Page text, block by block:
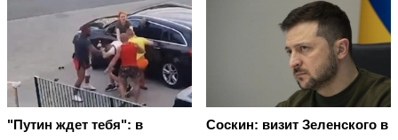
"Путин ждет тебя": в
Соскин: визит Зеленского в